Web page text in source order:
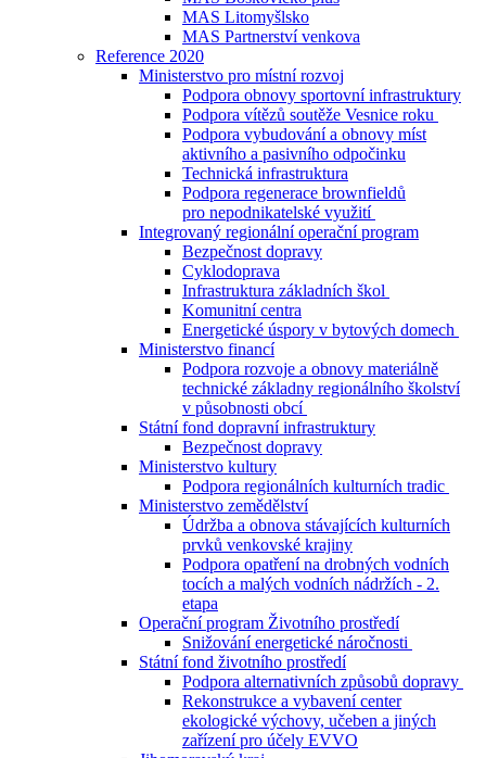
MAS Litomyšlsko
MAS Partnerství venkova
Reference 2020
Ministerstvo pro místní rozvoj
Podpora obnovy sportovní infrastruktury
Podpora vítězů soutěže Vesnice roku
Podpora vybudování a obnovy míst
aktivního a pasivního odpočinku
Technická infrastruktura
Podpora regenerace brownfieldů
pro nepodnikatelské využití
Integrovaný regionální operační program
Bezpečnost dopravy
Cyklodoprava
Infrastruktura základních škol
Komunitní centra
Energetické úspory v bytových domech
Ministerstvo financí
Podpora rozvoje a obnovy materiálně
technické základny regionálního školství
v působnosti obcí
Státní fond dopravní infrastruktury
Bezpečnost dopravy
Ministerstvo kultury
Podpora regionálních kulturních tradic
Ministerstvo zemědělství
Údržba a obnova stávajících kulturních
prvků venkovské krajiny
Podpora opatření na drobných vodních
tocích a malých vodních nádržích - 2.
etapa
Operační program Životního prostředí
Snižování energetické náročnosti
Státní fond životního prostředí
Podpora alternativních způsobů dopravy
Rekonstrukce a vybavení center
ekologické výchovy, učeben a jiných
zařízení pro účely EVVO